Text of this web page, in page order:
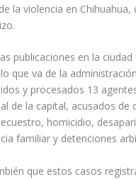
la violencia en Chihuahua,
publicaciones en la ciudad
que va de la
y procesados 13
de la capital, acusados de
homicidio,
familiar y detenciones
que estos casos